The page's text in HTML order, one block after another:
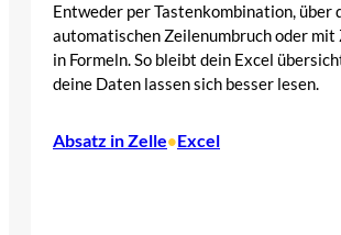
Entweder per Tastenkombination, über
automatischen Zeilenumbruch oder mit
in Formeln. So bleibt dein Excel
deine Daten lassen sich besser lesen.
Absatz in Zelle•Excel